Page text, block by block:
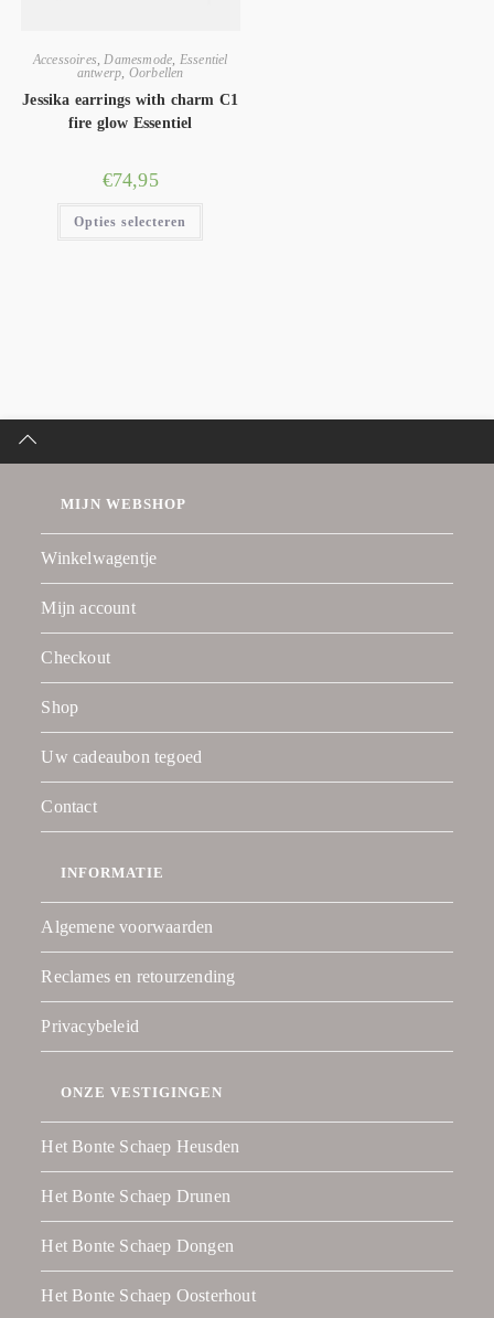
Accessoires Damesmode Essentiel
antwerp Oorbellen
Jessika earrings with charm C1
fire glow Essentiel
€74,95
Opties selecteren
MIJN WEBSHOP
Winkelwagentje
Mijn account
Checkout
Shop
Uw cadeaubon tegoed
Contact
INFORMATIE
Algemene voorwaarden
Reclames en retourzending
Privacybeleid
ONZE VESTIGINGEN
Het Bonte Schaep Heusden
Het Bonte Schaep Drunen
Het Bonte Schaep Dongen
Het Bonte Schaep Oosterhout